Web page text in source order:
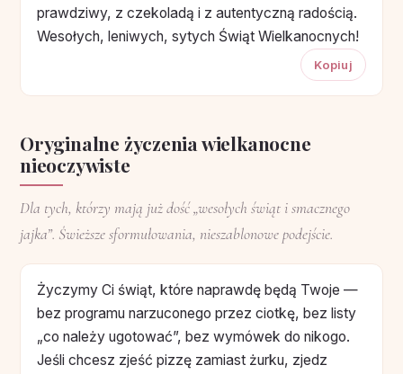
prawdziwy, z czekoladą i z autentyczną radością.
Wesołych, leniwych, sytych Świąt Wielkanocnych!
Kopiuj
Oryginalne życzenia wielkanocne
nieoczywiste
Dla tych, którzy mają już dość „wesołych świąt i smacznego
jajka”. Świeższe sformułowania, nieszablonowe podejście.
Życzymy Ci świąt, które naprawdę będą Twoje —
bez programu narzuconego przez ciotkę, bez listy
„co należy ugotować”, bez wymówek do nikogo.
Jeśli chcesz zjeść pizzę zamiast żurku, zjedz